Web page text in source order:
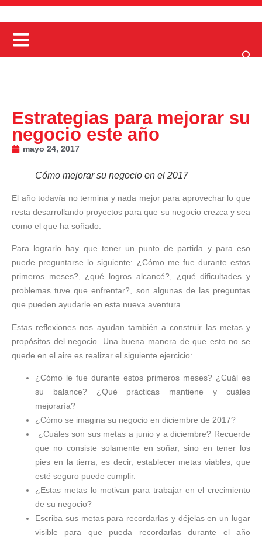
Estrategias para mejorar su
negocio este año
mayo 24, 2017
Cómo mejorar su negocio en el 2017
El año todavía no termina y nada mejor para aprovechar lo que
resta desarrollando proyectos para que su negocio crezca y sea
como el que ha soñado.
Para lograrlo hay que tener un punto de partida y para eso
puede preguntarse lo siguiente: ¿Cómo me fue durante estos
primeros meses?, ¿qué logros alcancé?, ¿qué dificultades y
problemas tuve que enfrentar?, son algunas de las preguntas
que pueden ayudarle en esta nueva aventura.
Estas reflexiones nos ayudan también a construir las metas y
propósitos del negocio. Una buena manera de que esto no se
quede en el aire es realizar el siguiente ejercicio:
¿Cómo le fue durante estos primeros meses? ¿Cuál es
su balance? ¿Qué prácticas mantiene y cuáles
mejoraría?
¿Cómo se imagina su negocio en diciembre de 2017?
¿Cuáles son sus metas a junio y a diciembre? Recuerde
que no consiste solamente en soñar, sino en tener los
pies en la tierra, es decir, establecer metas viables, que
esté seguro puede cumplir.
¿Estas metas lo motivan para trabajar en el crecimiento
de su negocio?
Escriba sus metas para recordarlas y déjelas en un lugar
visible para que pueda recordarlas durante el año